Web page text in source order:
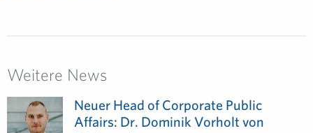
Weitere News
Neuer Head of Corporate Public
Affairs: Dr. Dominik Vorholt von